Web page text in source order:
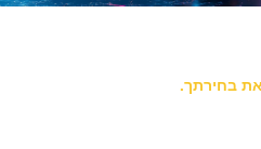
בחירתך.